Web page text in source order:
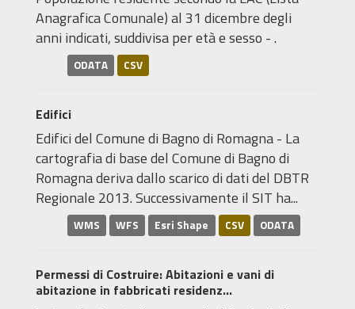
Anagrafica Comunale) al 31 dicembre degli
anni indicati, suddivisa per età e sesso - .
ODATA CSV
Edifici
Edifici del Comune di Bagno di Romagna - La
cartografia di base del Comune di Bagno di
Romagna deriva dallo scarico di dati del DBTR
Regionale 2013. Successivamente il SIT ha...
WMS WFS Esri Shape CSV ODATA
Permessi di Costruire: Abitazioni e vani di
abitazione in fabbricati residenz...